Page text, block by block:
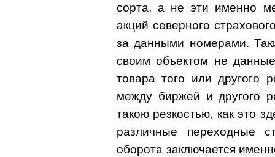
сорта, а не эти именно
акций северного
за данными номерами.
своим объектом не
товара того или другого
между биржей и другого
такою резкостью, как это
различные переходные
оборота заключается